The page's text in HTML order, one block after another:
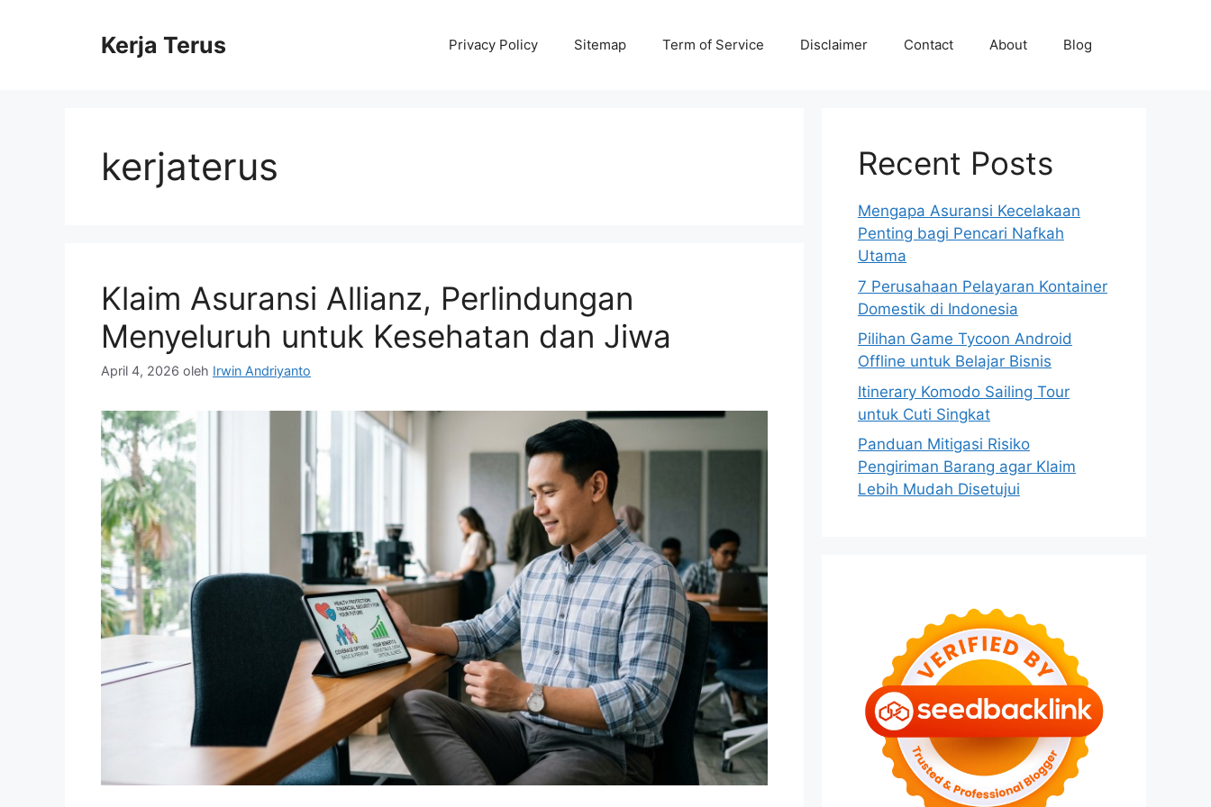
Kerja Terus Privacy Policy Sitemap Term of Service Disclaimer Contact About Blog
kerjaterus
Klaim Asuransi Allianz, Perlindungan
Menyeluruh untuk Kesehatan dan Jiwa
April 4, 2026 oleh Irwin Andriyanto
Recent Posts
Mengapa Asuransi Kecelakaan
Penting bagi Pencari Nafkah
Utama
7 Perusahaan Pelayaran Kontainer
Domestik di Indonesia
Pilihan Game Tycoon Android
Offline untuk Belajar Bisnis
Itinerary Komodo Sailing Tour
untuk Cuti Singkat
Panduan Mitigasi Risiko
Pengiriman Barang agar Klaim
Lebih Mudah Disetujui